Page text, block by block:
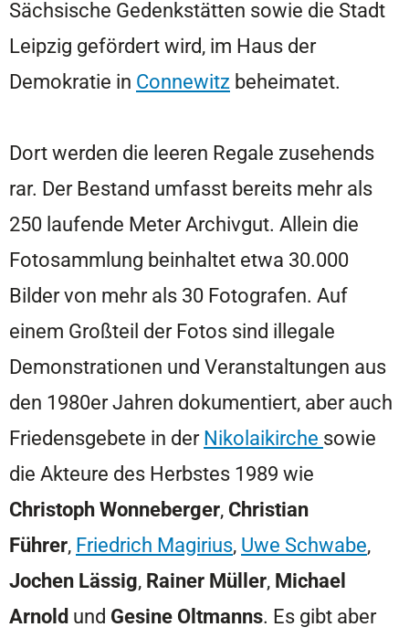
Sächsische Gedenkstätten sowie die Stadt
Leipzig gefördert wird, im Haus der
Demokratie in Connewitz beheimatet.
Dort werden die leeren Regale zusehends
rar. Der Bestand umfasst bereits mehr als
250 laufende Meter Archivgut. Allein die
Fotosammlung beinhaltet etwa 30.000
Bilder von mehr als 30 Fotografen. Auf
einem Großteil der Fotos sind illegale
Demonstrationen und Veranstaltungen aus
den 1980er Jahren dokumentiert, aber auch
Friedensgebete in derNikolaikirche sowie
die Akteure des Herbstes 1989 wie
Christoph Wonneberger, Christian
Führer, Friedrich Magirius, Uwe Schwabe,
Jochen Lässig, Rainer Müller, Michael
Arnold und Gesine Oltmanns. Es gibt aber